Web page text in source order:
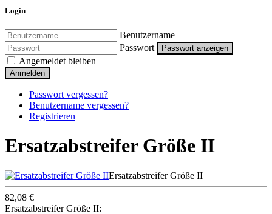
Login
Benutzername
Passwort
Passwort anzeigen
Angemeldet bleiben
Anmelden
Passwort vergessen?
Benutzername vergessen?
Registrieren
Ersatzabstreifer Größe II
Ersatzabstreifer Größe II
82,08 €
Ersatzabstreifer Größe II: